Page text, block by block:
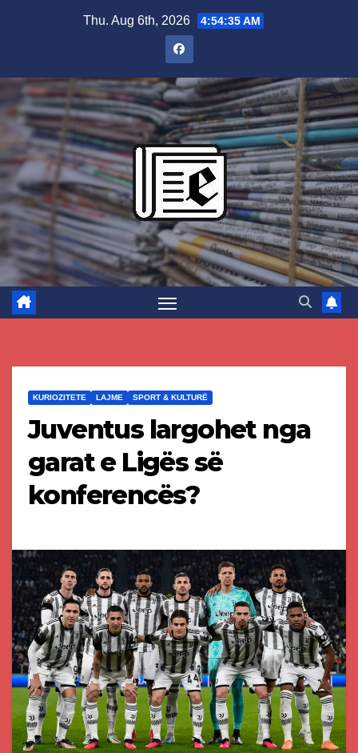
Thu. Aug 6th, 2026 4:54:36 AM
KURIOZITETE LAJME SPORT & KULTURË
Juventus largohet nga
garat e Ligës së
konferencës?